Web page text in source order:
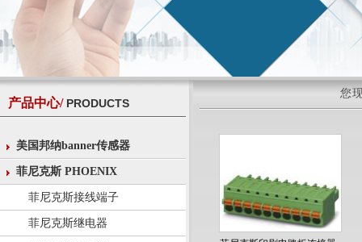
产品中心/ PRODUCTS
美国邦纳banner传感器
菲尼克斯 PHOENIX
菲尼克斯接线端子
菲尼克斯继电器
您